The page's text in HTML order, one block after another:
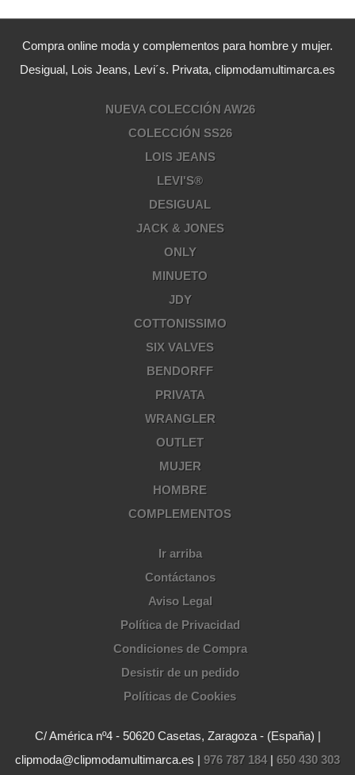
Compra online moda y complementos para hombre y mujer.
Desigual, Lois Jeans, Levi´s. Privata, clipmodamultimarca.es
NUEVA COLECCIÓN AW26
COLECCIÓN SS26
LOIS JEANS
LEVI'S®
DESIGUAL
JACK & JONES
ONLY
MINUETO
JDY
COTTONISSIMO
SIX VALVES
BENDORFF
PRIVATA
WRANGLER
OUTLET
MUJER
HOMBRE
COMPLEMENTOS
Ir arriba
Contáctanos
Aviso Legal
Política de Privacidad
Condiciones de Compra
Desistir de un pedido
Políticas de Cookies
C/ América nº4 - 50620 Casetas, Zaragoza - (España) |
clipmoda@clipmodamultimarca.es | 976 787 184| 650 430 303